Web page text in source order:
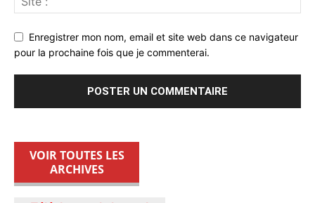
Enregistrer mon nom, email et site web dans ce navigateur
pour la prochaine fois que je commenterai.
VOIR TOUTES LES
ARCHIVES